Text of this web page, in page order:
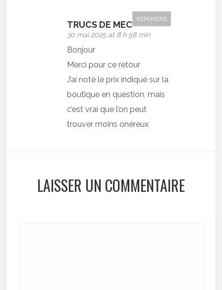
TRUCS DE MEC
30 mai 2025 at 8 h 58 min
RÉPONDRE
Bonjour
Merci pour ce retour
J’ai noté le prix indiqué sur la
boutique en question, mais
c’est vrai que l’on peut
trouver moins onéreux
LAISSER UN COMMENTAIRE